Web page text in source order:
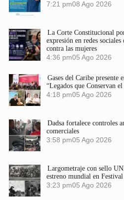
7:21 pm08 Ago 2026
La Corte Constitucional
expresión en redes
contra las mujeres
4:36 pm05 Ago 2026
Gases del Caribe presente
“Legados que Conservan el
4:18 pm05 Ago 2026
Dadsa fortalece controles
comerciales
3:58 pm05 Ago 2026
Largometraje con sello
estreno mundial en
3:23 pm05 Ago 2026